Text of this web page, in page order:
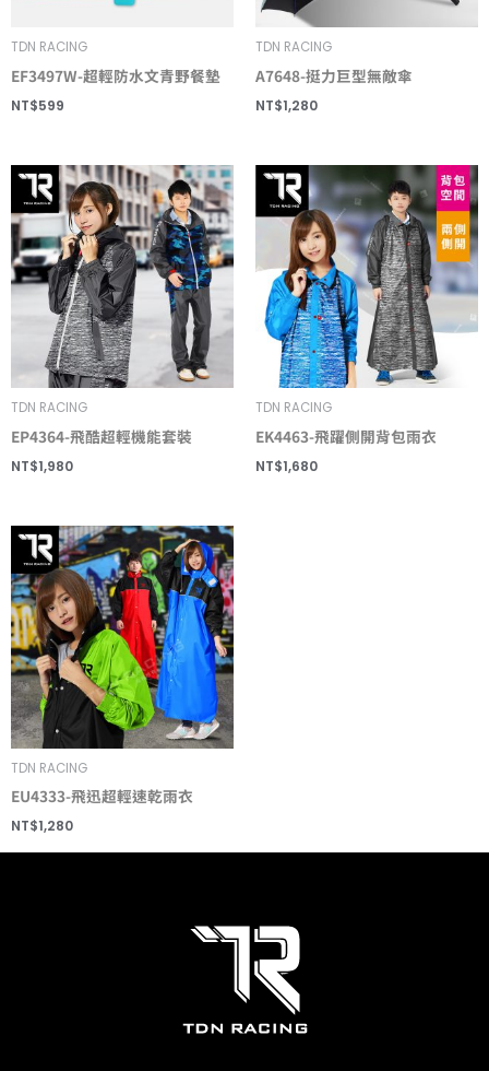
TDN RACING
EF3497W-超輕防水文青野餐墊
NT$599
TDN RACING
A7648-挺力巨型無敵傘
NT$1,280
TDN RACING
EP4364-飛酷超輕機能套裝
NT$1,980
TDN RACING
EK4463-飛躍側開背包雨衣
NT$1,680
TDN RACING
EU4333-飛迅超輕速乾雨衣
NT$1,280